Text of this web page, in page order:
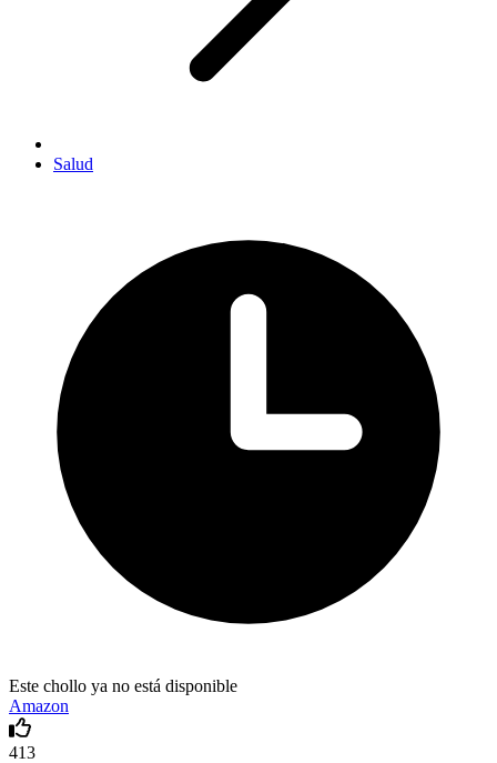
Salud
Este chollo ya no está disponible
Amazon
413